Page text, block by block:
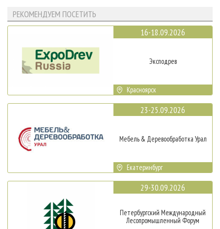
РЕКОМЕНДУЕМ ПОСЕТИТЬ
16-18.09.2026
Эксподрев
Красноярск
23-25.09.2026
Мебель & Деревообработка Урал
Екатеринбург
29-30.09.2026
Петербургский Международный
Лесопромышленный Форум